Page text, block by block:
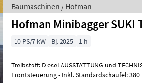
Baumaschinen / Hofman
Hofman Minibagger SUKI
10 PS/7 kW Bj. 2025 1 h
Treibstoff: Diesel AUSSTATTUNG und TECHNISCHE
Frontsteuerung - Inkl. Standardschaufel: 380